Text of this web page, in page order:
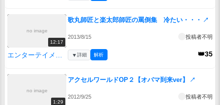
no image
12:17
歌丸師匠と楽太郎師匠の罵倒集 冷たい・・・ ↗
2013/8/15 投稿者不明
👑35
▼詳細 解析
no image
1:29
アクセルワールドOP２【オバマ到来ver】 ↗
2012/9/25 投稿者不明